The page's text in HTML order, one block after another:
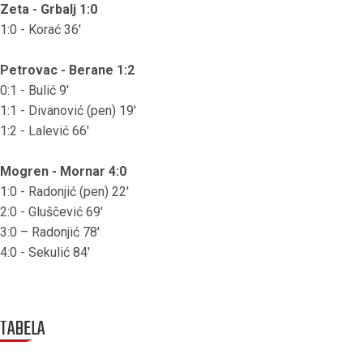
Zeta - Grbalj 1:0
1:0 - Korać 36'
Petrovac - Berane 1:2
0:1 - Bulić 9'
1:1 - Divanović (pen) 19'
1:2 - Lalević 66'
Mogren - Mornar 4:0
1:0 - Radonjić (pen) 22'
2:0 - Gluščević 69'
3:0 – Radonjić 78'
4:0 - Sekulić 84'
TABELA